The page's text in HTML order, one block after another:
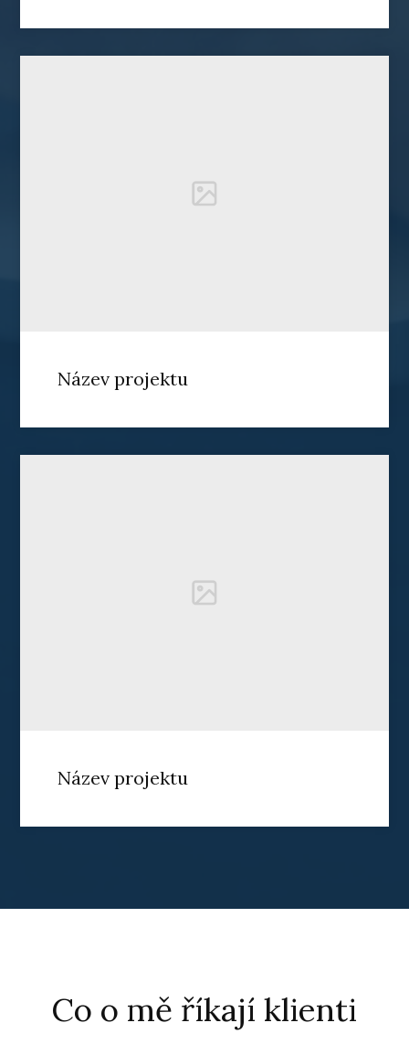
Název projektu
Název projektu
Co o mě říkají klienti